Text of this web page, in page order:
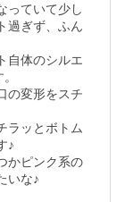
っていて少し
過ぎず、ふん
自体のシルエ
の変形をスチ
ラッとボトム
♪
かピンク系の
いな♪